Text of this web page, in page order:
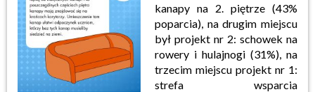
kanapy na 2. piętrze (43%
poparcia), na drugim miejscu
był projekt nr 2: schowek na
rowery i hulajnogi (31%), na
trzecim miejscu projekt nr 1:
strefa wsparcia